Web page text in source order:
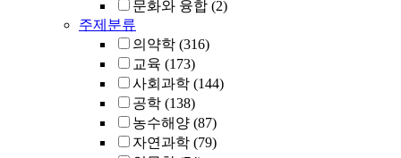
문화와 융합 (2)
주제분류
의약학 (316)
교육 (173)
사회과학 (144)
공학 (138)
농수해양 (87)
자연과학 (79)